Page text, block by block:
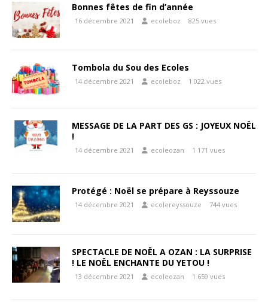
Bonnes fêtes de fin d’année
16 décembre 2021 ecoleboz 825 vues
Tombola du Sou des Ecoles
14 décembre 2021 ecoleboz 1 022 vues
MESSAGE DE LA PART DES GS : JOYEUX NOËL
!
14 décembre 2021 ecoleozan 1 171 vues
Protégé : Noël se prépare à Reyssouze
14 décembre 2021 ecolereyssouze 744 vues
SPECTACLE DE NOËL A OZAN : LA SURPRISE
! LE NOËL ENCHANTE DU YETOU !
13 décembre 2021 ecoleozan 1 659 vues